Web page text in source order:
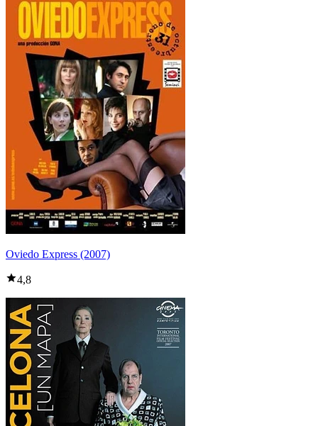
Oviedo Express (2007)
4,8